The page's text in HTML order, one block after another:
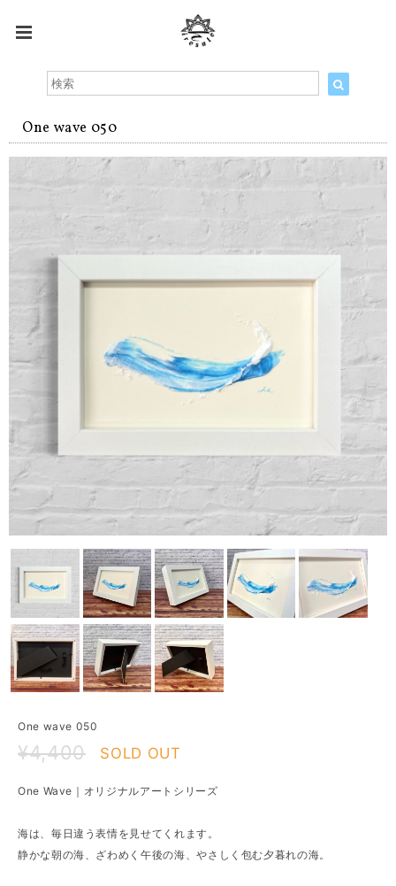
One wave 050
One wave 050
¥4,400 SOLD OUT
One Wave｜オリジナルアートシリーズ
海は、毎日違う表情を見せてくれます。
静かな朝の海、ざわめく午後の海、やさしく包む夕暮れの海。